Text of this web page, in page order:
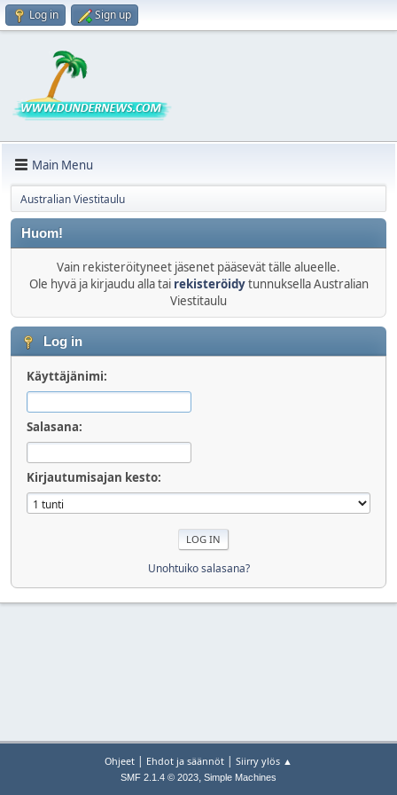
Log in Sign up
Main Menu
Australian Viestitaulu
Huom!
Vain rekisteröityneet jäsenet pääsevät tälle alueelle.
Ole hyvä ja kirjaudu alla tai rekisteröidytunnuksella Australian
Viestitaulu
Log in
Käyttäjänimi:
Salasana:
Kirjautumisajan kesto:
Unohtuiko salasana?
Ohjeet | Ehdot ja säännöt | Siirry ylös ▲
SMF 2.1.4 © 2023, Simple Machines